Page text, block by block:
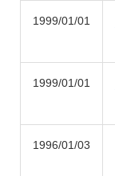
1999/01/01
1999/01/01
1996/01/03